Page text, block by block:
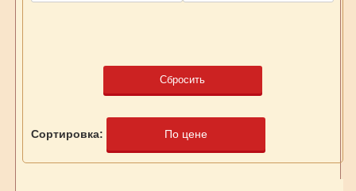
Сбросить
Сортировка: По цене